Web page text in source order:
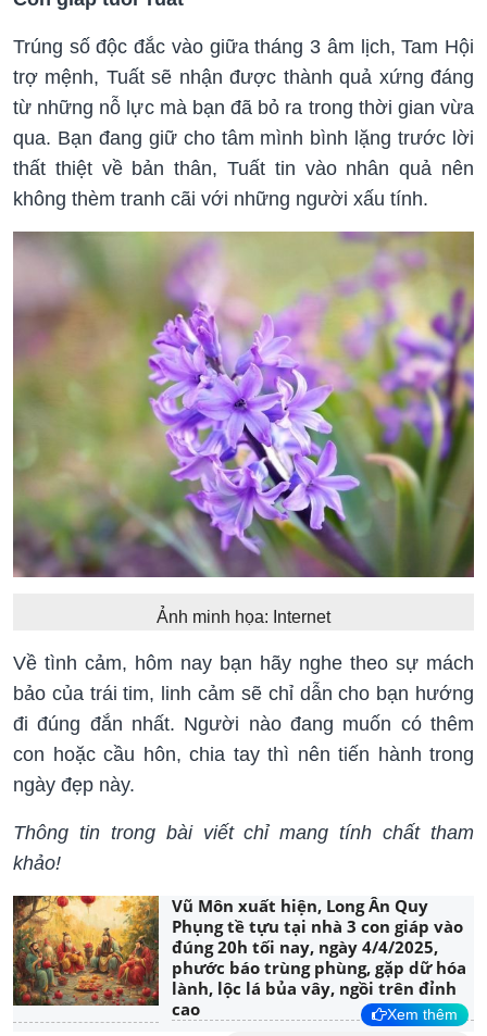
Trúng số độc đắc vào giữa tháng 3 âm lịch, Tam Hội
trợ mệnh, Tuất sẽ nhận được thành quả xứng đáng
từ những nỗ lực mà bạn đã bỏ ra trong thời gian vừa
qua. Bạn đang giữ cho tâm mình bình lặng trước lời
thất thiệt về bản thân, Tuất tin vào nhân quả nên
không thèm tranh cãi với những người xấu tính.
Ảnh minh họa: Internet
Về tình cảm, hôm nay bạn hãy nghe theo sự mách
bảo của trái tim, linh cảm sẽ chỉ dẫn cho bạn hướng
đi đúng đắn nhất. Người nào đang muốn có thêm
con hoặc cầu hôn, chia tay thì nên tiến hành trong
ngày đẹp này.
Thông tin trong bài viết chỉ mang tính chất tham
khảo!
Vũ Môn xuất hiện, Long Ân Quy
Phụng tề tựu tại nhà 3 con giáp vào
đúng 20h tối nay, ngày 4/4/2025,
phước báo trùng phùng, gặp dữ hóa
lành, lộc lá bủa vây, ngồi trên đỉnh
cao
Xem thêm